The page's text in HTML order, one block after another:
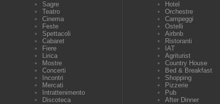
Sagre
Teatro
Cinema
Feste
Spettacoli
Cabaret
Fiere
Lirica
Mostre
Concerti
Incontri
Mercati
Intrattenimento
Discoteca
Hotel
Orchestre
Campeggi
Ostelli
Airbnb
Ristoranti
IAT
Agriturist
Country House
Bed & Breakfast
Shopping
Pizzerie
Pub
After Dinner